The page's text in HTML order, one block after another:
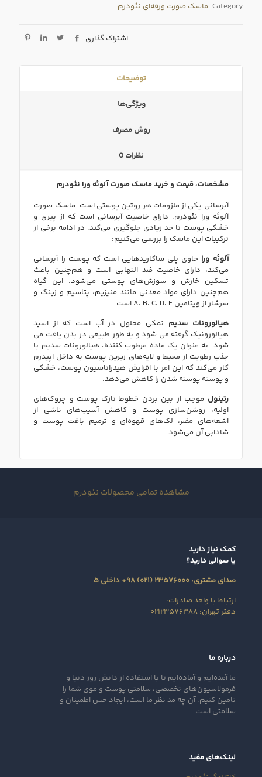
Category: ماسک صورت ورقه‌ای نئودرم
اشتراک گذاری
توضیحات
ویژگی‌ها
روش مصرف
نظرات 0
مشخصات، قیمت و خرید ماسک صورت آلوئه ورا نئودرم
آبرسانی یکی از ملزومات هر روتین پوستی است. ماسک صورت
آلوئه ورا نئودرم، دارای خاصیت آبرسانی است که از پیری و
خشکی پوست تا حد زیادی جلوگیری می‌کند. در ادامه برخی از
ترکیبات این ماسک را بررسی می‌کنیم:
آلوئه ورا حاوی پلی ساکاریدهایی است که پوست را آبرسانی
می‌کند، دارای خاصیت ضد التهابی است و هم‌چنین باعث
تسکین خارش و سوزش‌های پوستی می‌شود. این گیاه
هم‌چنین دارای مواد معدنی مانند منیزیم، پتاسیم و زینک و
سرشار از ویتامین A ، B، C، D، E است.
هیالورونات سدیم نمکی محلول در آب است که از اسید
هیالورونیک گرفته می شود و به طور طبیعی در بدن یافت می
شود. به عنوان یک ماده مرطوب کننده، هیالورونات سدیم با
جذب رطوبت از محیط و لایه‌های زیرین پوست به داخل اپیدرم
کار می‌کند که این امر با افزایش هیدراتاسیون پوست، خشکی
و پوسته پوسته شدن را کاهش می‌دهد.
رتینول موجب از بین بردن خطوط نازک پوست و چروک‌های
اولیه، روشن‌سازی پوست و کاهش آسیب‌های ناشی از
اشعه‌های مضر، لک‌های قهوه‌ای و ترمیم بافت پوست و
شادابی آن می‌شود.
مشاهده تمامی محصولات نئودرم
کمک نیاز دارید
یا سوالی دارید؟
صدای مشتری: ۲۳۵۷۶۰۰۰ (۰۲۱) ۹۸+ داخلی ۵
ارتباط با واحد صادرات:
دفتر تهران: ۰۲۱۲۳۵۷۶۳۸۸
درباره ما
ما آمده‌ایم و آماده‌ایم تا با استفاده از دانش روز دنیا و
فرمولاسیون‌های تخصصی، سلامتی پوست و موی شما را
تامین کنیم. آن‌ چه مد نظر ما است، ایجاد حس اطمینان و
سلامتی است.
لینک‌های مفید